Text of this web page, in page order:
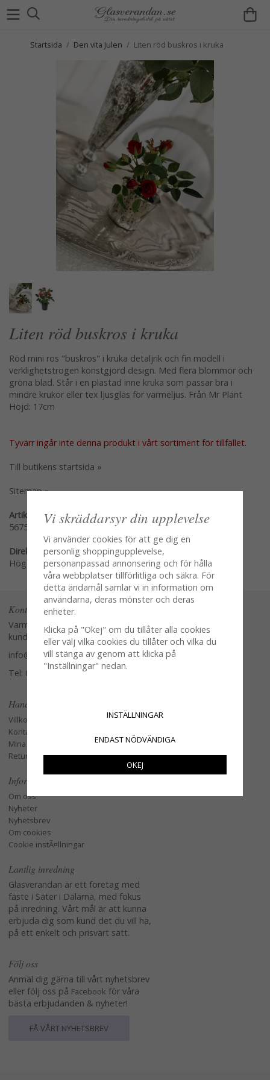
Startsida / Den vita Julen / Liten röd buskros i kruka
Liten röd buskros i kruka
Röd mini ros "buskros" i kruka detaljrik och fin modell i
verklighetstrogen konstgjord design. Med flera blommor och
gröna blad. Står i en plastad inne kruka som passar bra i
mindre krukor eller tex ljusglas för värmeljus. Från Mr Plant
Höjd: 17cm
Tyvärr ingår inte denna produkt i vårt sortiment för tillfället.
Till butikens startsida »
Sitemap »
Artikelnummer:
5675-80-1
Direktlänk:
Högerklicka och kopiera adressen
Kontakta oss
Varmt välkommen att kontakta vår
kundtjänst.
info@glasverandan.se
Tel: 079-3495968
Handla
Villkor
Kontakta oss
Mina favoriter
Retur och Reklamation
Information
Om oss
Nyheter
Nyhetsbrev
Om cookies
Cookie instÃ¤llningar
Lantlig inredning
Glasverandan är ett företag med
fäste i Säter i Dalarna, med fokus
på inredning. Vårt mål är att kunna
erbjuda dig som kund det du vill ha,
på ett enkelt och prisvärt sätt.
Följ oss
Anmäl dig gärna till vårt nyhetsbrev
eller följ oss på Facebook för våra
bästa erbjudanden & nyheter!
FÅ VÅRT NYHETSBREV
Vi skräddarsyr din upplevelse
Vi använder cookies för att ge dig en
personlig shoppingupplevelse,
personanpassad annonsering och för hålla
våra webbplatser tillförlitliga och säkra. För
detta ändamål samlar vi in information om
användarna, deras mönster och deras
enheter.
Klicka på "Okej" om du tillåter alla cookies
eller välj vilka cookies du tillåter och vilka du
vill stänga av genom att klicka på
"Inställningar" nedan.
INSTÄLLNINGAR
ENDAST NÖDVÄNDIGA
OKEJ